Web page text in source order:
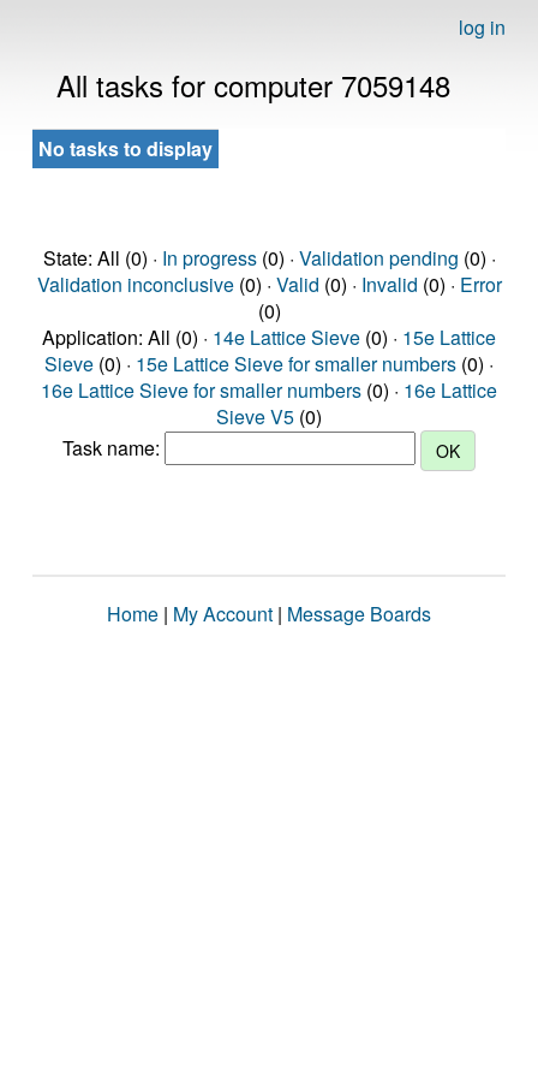
log in
All tasks for computer 7059148
No tasks to display
State: All (0) · In progress(0) · Validation pending (0) ·
Validation inconclusive(0) · Valid (0) · Invalid (0) · Error
(0)
Application: All (0) · 14e Lattice Sieve (0) · 15e Lattice
Sieve (0) · 15e Lattice Sieve for smaller numbers (0) ·
16e Lattice Sieve for smaller numbers (0) · 16e Lattice
Sieve V5 (0)
Task name:
Home | My Account | Message Boards